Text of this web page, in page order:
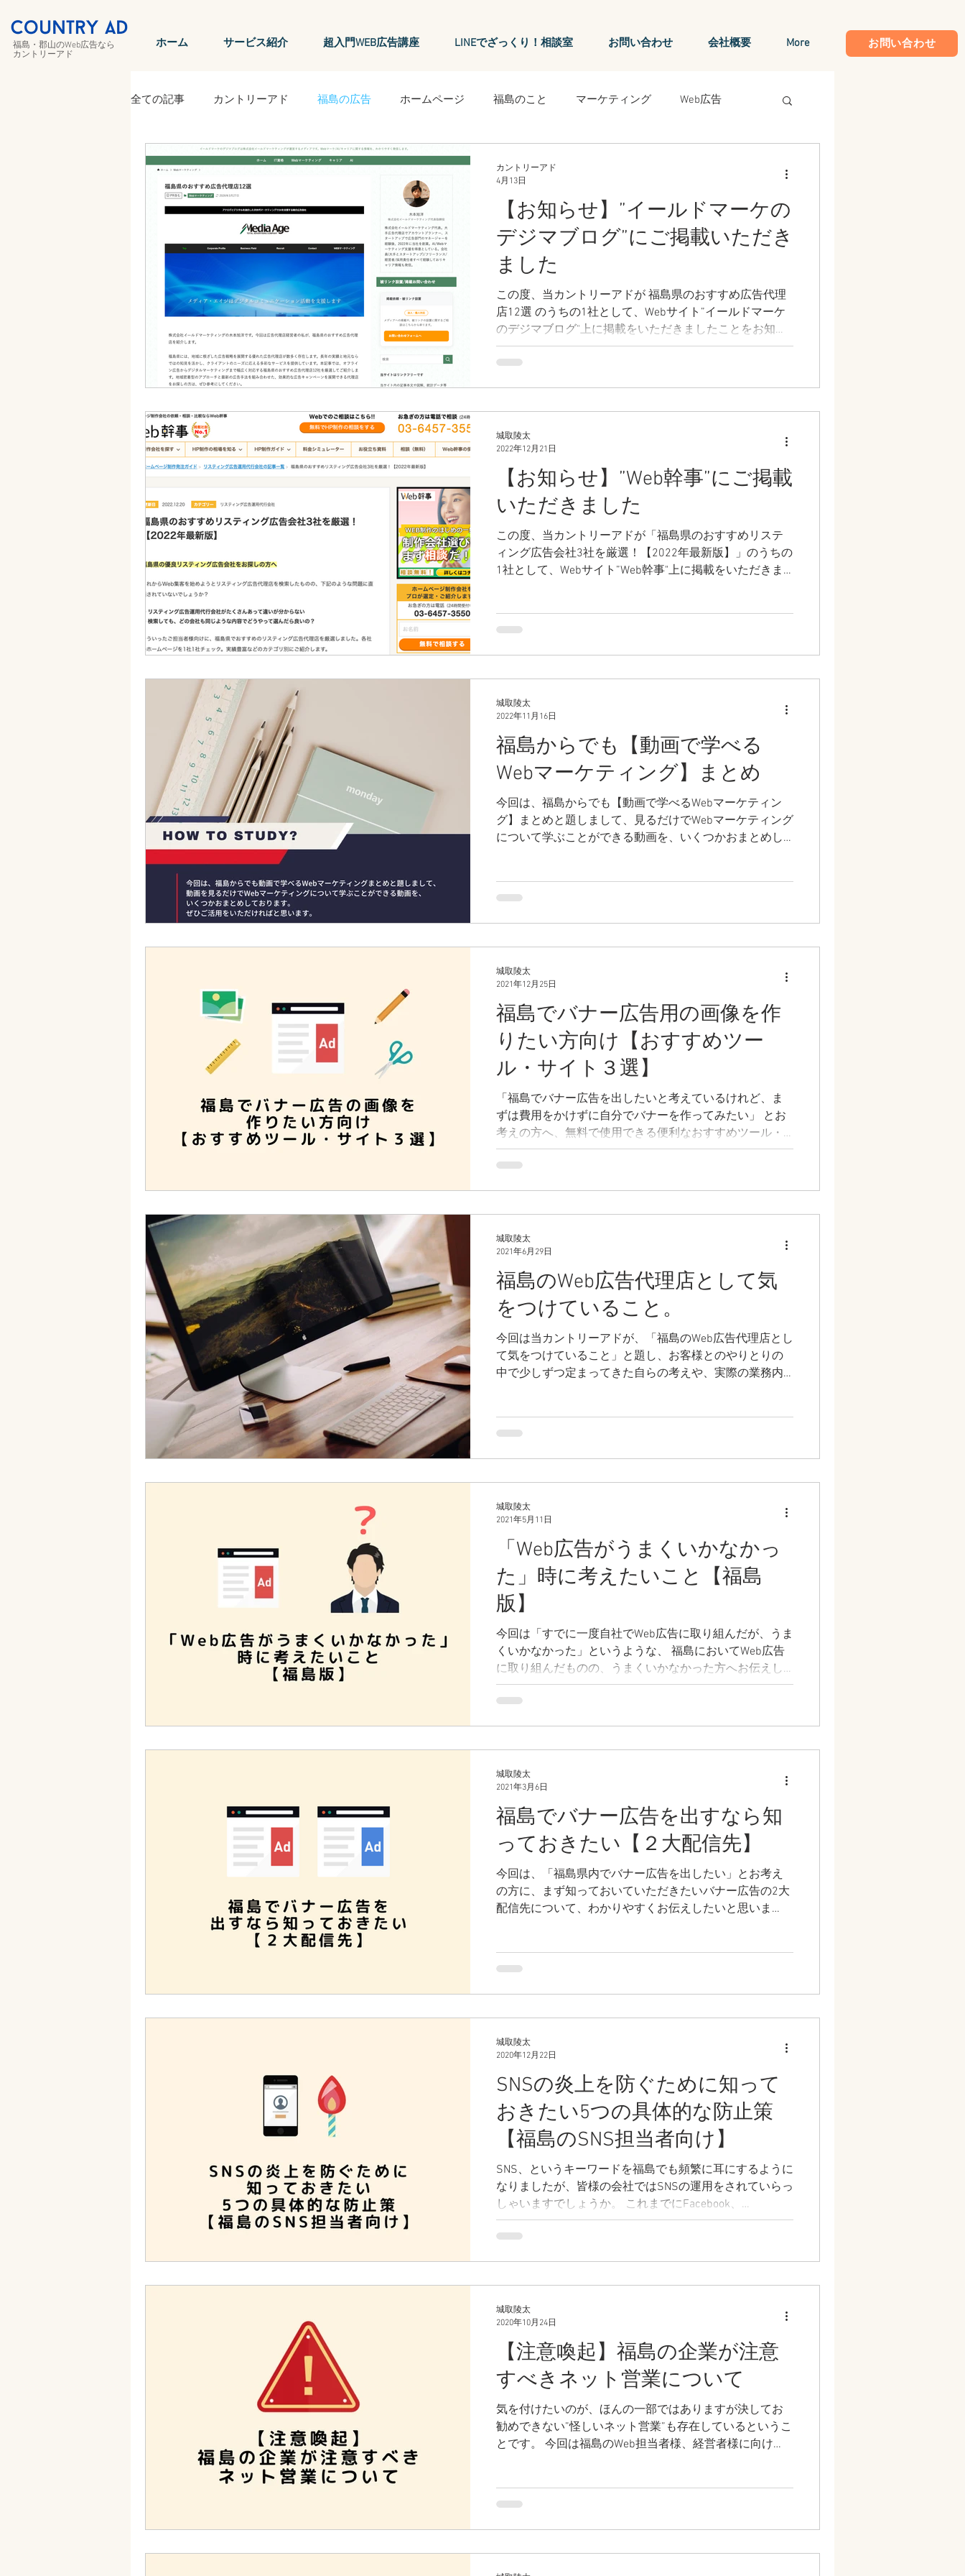
福島・郡山のWeb広告なら
カントリーアド
ホーム サービス紹介 超入門WEB広告講座 LINEでざっくり！相談室 お問い合わせ 会社概要 More お問い合わせ
全ての記事 カントリーアド 福島の広告 ホームページ 福島のこと マーケティング Web広告
郡山の広告 集客 リスティング広告 SEO ツール
Facebook LP instagram twitter ホームページ改善 Googleマイビジネス Google Analytics
ディスプレイ広告 バナー広告
【お知らせ】”イールドマーケの
デジマブログ”にご掲載いただき
ました
この度、当カントリーアドが 福島県のおすすめ広告代理
店12選 のうちの1社として、Webサイト”イールドマーケ
のデジマブログ"上に掲載をいただきましたことをお知ら
せ致します。 ※本掲載に関して、Webサイト運営会社様
との個人的な繋がりも、また掲載に際して掲載費用が発
をいただく流れとなりました。 ■イールドマーケのデジマ
ブログとは Webマーケ/AI/キャリアに関する情報を、わか
りやすく発信されているメディアとして、幅広い 広告代
理店、制作会社を網羅して掲載されております。 様々な
資格や講座、サービスに関する解説記事なども多数掲載
されておりますので、 ご興味のある方は一度ご覧になら
れてはいかがでしょうか。 ※提供されるサービス・商品
の品質等に関して当社は責任を負いかねます。あらかじ
めご了承ください。 当カントリーアドはまだまだ小さな
会社ではありますが、1社でも多くの福島の企業様のお力
カントリーアド
4月13日
【お知らせ】”Web幹事”にご掲載
いただきました
この度、当カントリーアドが「福島県のおすすめリステ
ィング広告会社3社を厳選！【2022年最新版】」のうちの
1社として、Webサイト”Web幹事"上に掲載をいただきま
城取陵太
2022年12月21日
福島からでも【動画で学べる
Webマーケティング】まとめ
今回は、福島からでも【動画で学べるWebマーケティン
グ】まとめと題しまして、見るだけでWebマーケティング
について学ぶことができる動画を、いくつかおまとめし
城取陵太
2022年11月16日
福島でバナー広告用の画像を作
りたい方向け【おすすめツー
ル・サイト３選】
「福島でバナー広告を出したいと考えているけれど、ま
ずは費用をかけずに自分でバナーを作ってみたい」 とお
考えの方へ、無料で使用できる便利なおすすめツール・
サイトを３つほどご紹介させていただきます。
城取陵太
2021年12月25日
福島のWeb広告代理店として気
をつけていること。
今回は当カントリーアドが、「福島のWeb広告代理店とし
て気をつけていること」と題し、お客様とのやりとりの
中で少しずつ定まってきた自らの考えや、実際の業務内
城取陵太
2021年6月29日
「Web広告がうまくいかなかっ
た」時に考えたいこと【福島
版】
今回は「すでに一度自社でWeb広告に取り組んだが、うま
くいかなかった」というような、 福島においてWeb広告
に取り組んだものの、うまくいかなかった方へお伝えし
たいことを、簡潔にまとめて参りたいと思っておりま
す。
城取陵太
2021年5月11日
福島でバナー広告を出すなら知
っておきたい【２大配信先】
今回は、「福島県内でバナー広告を出したい」とお考え
の方に、まず知っておいていただきたいバナー広告の2大
配信先について、わかりやすくお伝えしたいと思いま
城取陵太
2021年3月6日
SNSの炎上を防ぐために知って
おきたい5つの具体的な防止策
【福島のSNS担当者向け】
SNS、というキーワードを福島でも頻繁に耳にするように
なりましたが、皆様の会社ではSNSの運用をされていらっ
しゃいますでしょうか。 これまでにFacebook、
Instagram、Twitter、LINEなど様々なSNSが登場してお
り、福島においてもすでに自社や代行会社で運用されて
れない関係にあります。 今回はそんなSNS上での炎上を
防ぐポイントについて、お話しさせていただければと思
います。
城取陵太
2020年12月22日
【注意喚起】福島の企業が注意
すべきネット営業について
気を付けたいのが、ほんの一部ではありますが決してお
勧めできない”怪しいネット営業”も存在しているというこ
とです。 今回は福島のWeb担当者様、経営者様に向け
を行われないよう、注意を促すことがこの記事の目的と
城取陵太
2020年10月24日